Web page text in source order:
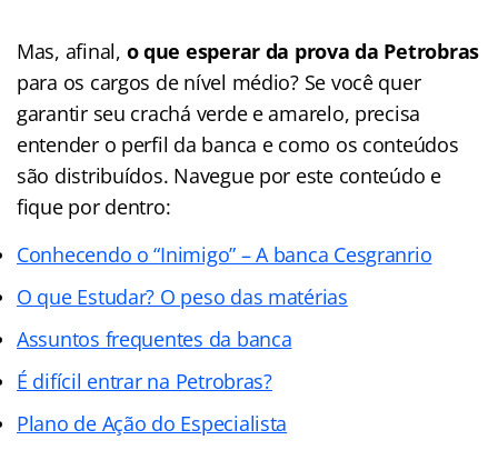
Mas, afinal, o que esperar da prova da Petrobras
para os cargos de nível médio? Se você quer
garantir seu crachá verde e amarelo, precisa
entender o perfil da banca e como os conteúdos
são distribuídos. Navegue por este conteúdo e
fique por dentro:
Conhecendo o “Inimigo” – A banca Cesgranrio
O que Estudar? O peso das matérias
Assuntos frequentes da banca
É difícil entrar na Petrobras?
Plano de Ação do Especialista